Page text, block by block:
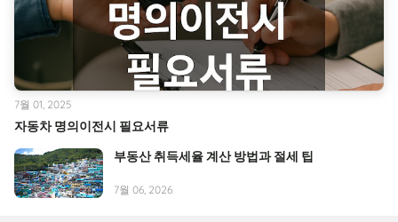
자동차 명의이전시 필요서류
7월 01, 2025
부동산 취득세율 계산 방법과 절세 팁
7월 06, 2026